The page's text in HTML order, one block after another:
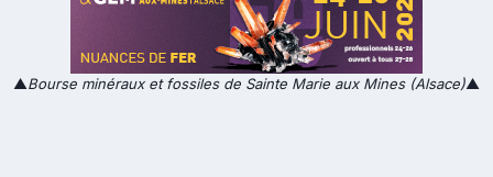
▲Bourse minéraux et fossiles de Sainte Marie aux Mines (Alsace)▲